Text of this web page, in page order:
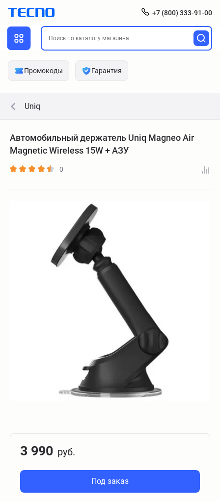
+7 (800) 333-91-00
Промокоды Гарантия
Uniq
Автомобильный держатель Uniq Magneo Air
Magnetic Wireless 15W + АЗУ
0
3 990 руб.
Под заказ